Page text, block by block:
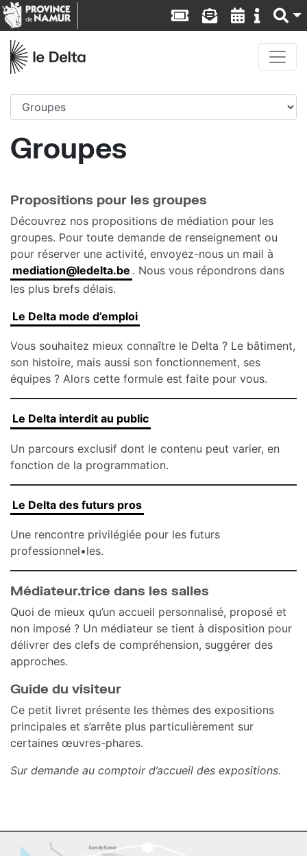
Groupes
Propositions pour les groupes
Découvrez nos propositions de médiation pour les
groupes. Pour toute demande de renseignement ou
pour réserver une activité, envoyez-nous un mail à
mediation@ledelta.be . Nous vous répondrons dans
les plus brefs délais.
Le Delta mode d’emploi
Vous souhaitez mieux connaître le Delta ? Le bâtiment,
son histoire, mais aussi son fonctionnement, ses
équipes ? Alors cette formule est faite pour vous.
Le Delta interdit au public
Un parcours exclusif dont le contenu peut varier, en
fonction de la programmation.
Le Delta des futurs pros
Une rencontre privilégiée pour les futurs
professionnel•les.
Médiateur.trice dans les salles
Quoi de mieux qu’un accueil personnalisé, proposé et
non imposé ? Un médiateur se tient à disposition pour
délivrer des clefs de compréhension, suggérer des
approches.
Guide du visiteur
Ce petit livret présente les thèmes des expositions
principales et s’arrête plus particulièrement sur
certaines œuvres-phares.
Sur demande au comptoir d’accueil des expositions.